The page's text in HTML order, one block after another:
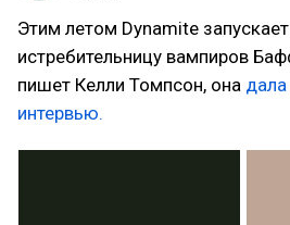
Этим летом Dynamite
истребительницу вампиров
пишет Келли Томпсон, она
интервью.